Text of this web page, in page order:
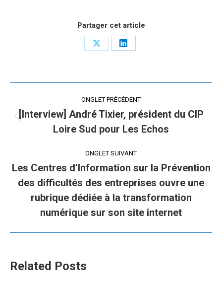
Partager cet article
Share
Share
Navigation
de
commentaire
ONGLET PRÉCÉDENT
Onglet
précédent
[Interview] André Tixier, président du CIP
Loire Sud pour Les Echos
ONGLET SUIVANT
Onglet
suivant
Les Centres d’Information sur la Prévention
des difficultés des entreprises ouvre une
rubrique dédiée à la transformation
numérique sur son site internet
Related Posts